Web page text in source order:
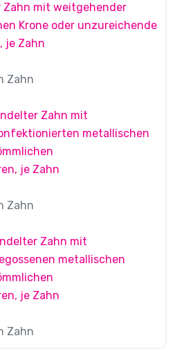
Zahn mit weitgehender
Krone oder unzureichende
je Zahn
Zahn
Zahn mit
metallischen
je Zahn
Zahn
Zahn mit
metallischen
je Zahn
Zahn